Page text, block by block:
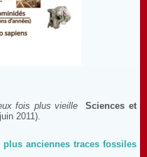
fois plus vieille
Sciences et
2011).
anciennes traces fossiles